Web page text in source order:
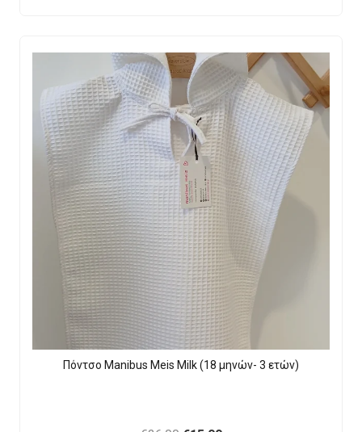
Πόντσο Manibus Meis Milk (18 μηνών- 3 ετών)